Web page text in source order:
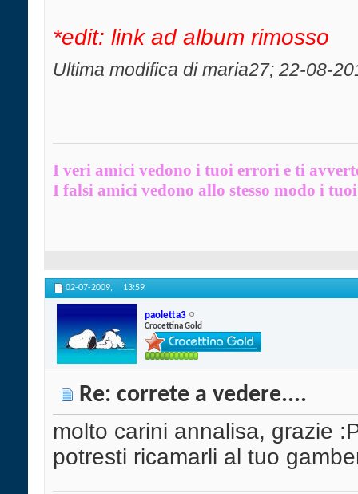
*edit: link ad album rimosso
Ultima modifica di maria27; 22-08-
I veri amici vedono i tuoi errori e ti
I falsi amici vedono allo stesso modo i
02-07-2009, 13:59
paoletta3
Crocettina Gold
Re: correte a vedere....
molto carini annalisa, grazie
potresti ricamarli al tuo